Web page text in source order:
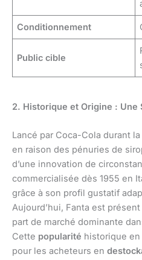
Conditionnement
Public cible
2. Historique et Origine : Une
Lancé par Coca-Cola durant
en raison des pénuries de
d’une innovation de
commercialisée dès 1955 en
grâce à son profil gustatif
Aujourd’hui, Fanta est
part de marché dominante
Cette popularité historique
pour les acheteurs en